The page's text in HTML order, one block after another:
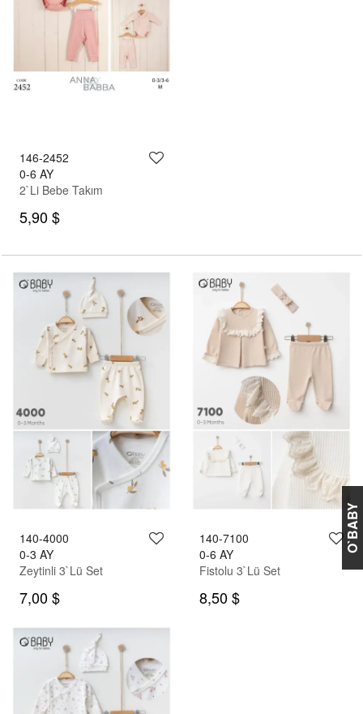
146-2452
0-6 AY
2`Li Bebe Takım
5,90 $
O`BABY
140-4000
0-3 AY
Zeytinli 3`Lü Set
7,00 $
140-7100
0-6 AY
Fistolu 3`Lü Set
8,50 $